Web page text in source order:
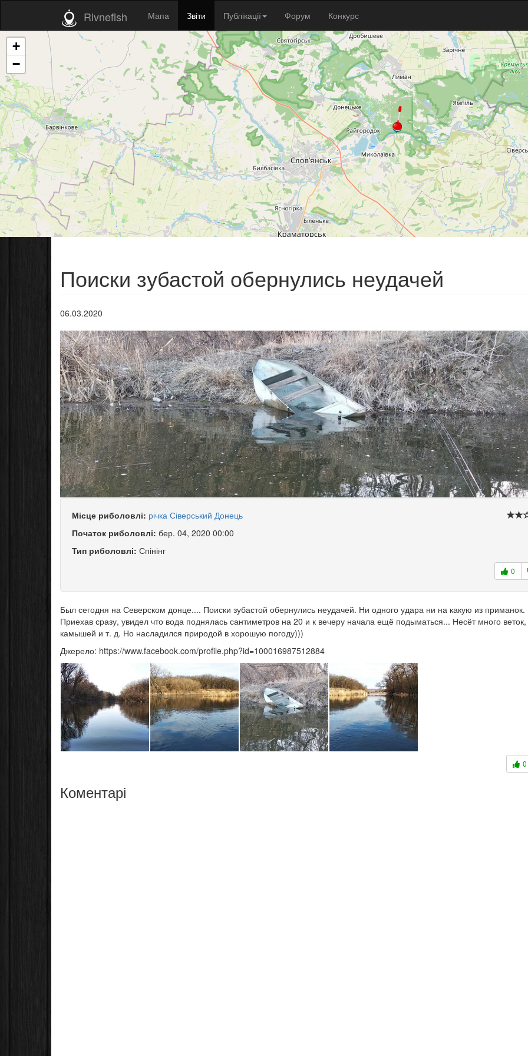
Rivnefish Мапа Звіти Публікації Форум Конкурс
+
−
Поиски зубастой обернулись неудачей
06.03.2020
Місце риболовлі: річка Сіверський Донець
Початок риболовлі: бер. 04, 2020 00:00
Тип риболовлі: Спінінг
0
Был сегодня на Северском донце.... Поиски зубастой обернулись неудачей. Ни одного удара ни на какую из приманок.
Приехав сразу, увидел что вода поднялась сантиметров на 20 и к вечеру начала ещё подыматься... Несёт много веток,
камышей и т. д. Но насладился природой в хорошую погоду)))
Джерело: https://www.facebook.com/profile.php?id=100016987512884
0
Коментарі